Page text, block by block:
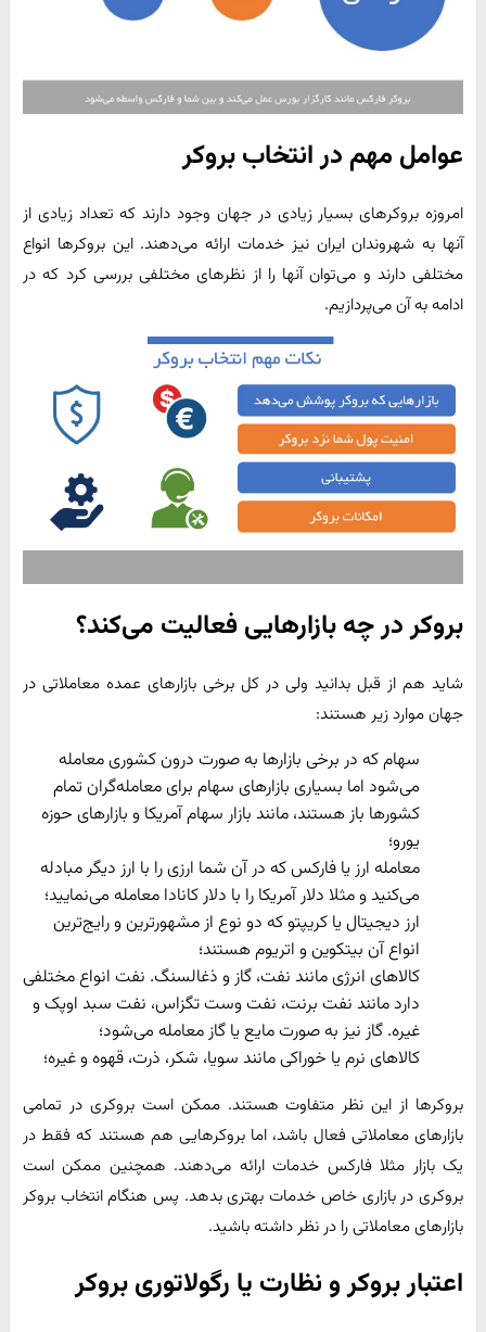
عوامل مهم در انتخاب بروکر
امروزه بروکرهای بسیار زیادی در جهان وجود دارند که تعداد زیادی از
آنها به شهروندان ایران نیز خدمات ارائه می‌دهند. این بروکرها انواع
مختلفی دارند و می‌توان آنها را از نظرهای مختلفی بررسی کرد که در
ادامه به آن می‌پردازیم.
بروکر در چه بازارهایی فعالیت می‌کند؟
شاید هم از قبل بدانید ولی در کل برخی بازارهای عمده معاملاتی در
جهان موارد زیر هستند:
سهام که در برخی بازارها به صورت درون کشوری معامله
می‌شود اما بسیاری بازارهای سهام برای معامله‌گران تمام
کشورها باز هستند، مانند بازار سهام آمریکا و بازارهای حوزه
یورو؛
معامله ارز یا فارکس که در آن شما ارزی را با ارز دیگر مبادله
می‌کنید و مثلا دلار آمریکا را با دلار کانادا معامله می‌نمایید؛
ارز دیجیتال یا کریپتو که دو نوع از مشهورترین و رایج‌ترین
انواع آن بیتکوین و اتریوم هستند؛
کالاهای انرژی مانند نفت، گاز و ذغالسنگ. نفت انواع مختلفی
دارد مانند نفت برنت، نفت وست تگزاس، نفت سبد اوپک و
غیره. گاز نیز به صورت مایع یا گاز معامله می‌شود؛
کالاهای نرم یا خوراکی مانند سویا، شکر، ذرت، قهوه و غیره؛
بروکرها از این نظر متفاوت هستند. ممکن است بروکری در تمامی
بازارهای معاملاتی فعال باشد، اما بروکرهایی هم هستند که فقط در
یک بازار مثلا فارکس خدمات ارائه می‌دهند. همچنین ممکن است
بروکری در بازاری خاص خدمات بهتری بدهد. پس هنگام انتخاب بروکر
بازارهای معاملاتی را در نظر داشته باشید.
اعتبار بروکر و نظارت یا رگولاتوری بروکر